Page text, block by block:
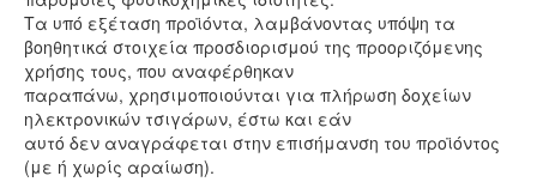
Τα υπό εξέταση προϊόντα, λαμβάνοντας υπόψη τα
βοηθητικά στοιχεία προσδιορισμού της προοριζόμενης
χρήσης τους, που αναφέρθηκαν
παραπάνω, χρησιμοποιούνται για πλήρωση δοχείων
ηλεκτρονικών τσιγάρων, έστω και εάν
αυτό δεν αναγράφεται στην επισήμανση του προϊόντος
(με ή χωρίς αραίωση).